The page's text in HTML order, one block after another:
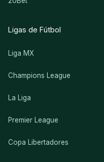
Ligas de Fútbol
Liga MX
Champions League
La Liga
Premier League
Copa Libertadores